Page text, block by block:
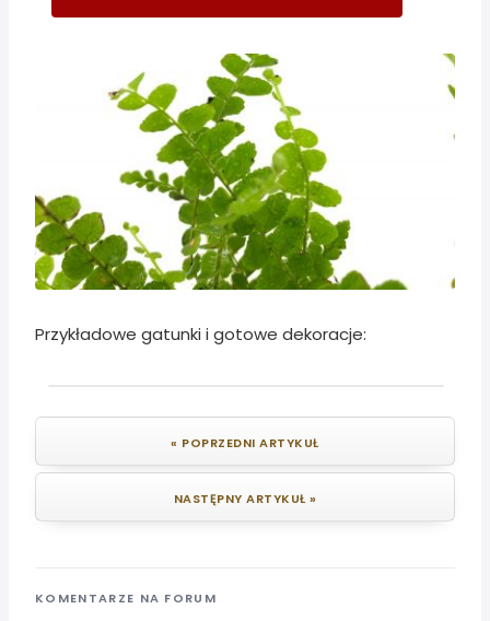
Przykładowe gatunki i gotowe dekoracje:
« POPRZEDNI ARTYKUŁ
NASTĘPNY ARTYKUŁ »
KOMENTARZE NA FORUM